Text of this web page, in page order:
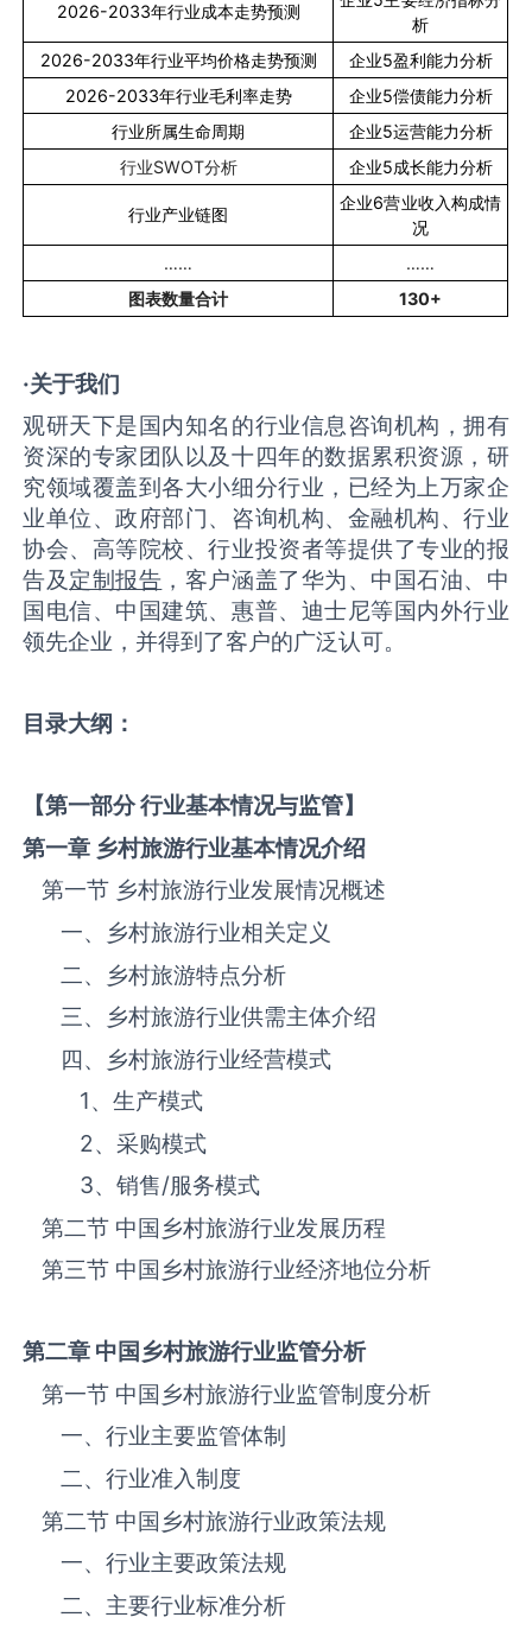
2026-2033年行业成本走势预测
析
2026-2033年行业平均价格走势预测 企业5盈利能力分析
2026-2033年行业毛利率走势 企业5偿债能力分析
行业所属生命周期
企业5运营能力分析
行业SWOT分析 企业5成长能力分析
行业产业链图
企业6营业收入构成情
况
……
……
图表数量合计
130+
·关于我们
观研天下是国内知名的行业信息咨询机构，拥有
资深的专家团队以及十四年的数据累积资源，研
究领域覆盖到各大小细分行业，已经为上万家企
业单位、政府部门、咨询机构、金融机构、行业
协会、高等院校、行业投资者等提供了专业的报
告及定制报告 ，客户涵盖了华为、中国石油、中
国电信、中国建筑、惠普、迪士尼等国内外行业
领先企业，并得到了客户的广泛认可。
目录大纲：
【第一部分 行业基本情况与监管】
第一章 乡村旅游行业基本情况介绍
第一节 乡村旅游‌‌‌行业发展情况概述
一、乡村旅游‌‌‌行业相关定义
二、乡村旅游‌‌‌特点分析
三、乡村旅游‌‌‌行业供需主体介绍
四、乡村旅游‌‌‌行业经营模式
1、生产模式
2、采购模式
3、销售/服务模式
第二节 中国乡村旅游‌‌‌行业发展历程
第三节 中国乡村旅游行业经济地位分析
第二章 中国乡村旅游行业监管分析
第一节 中国乡村旅游‌‌‌行业监管制度分析
一、行业主要监管体制
二、行业准入制度
第二节 中国乡村旅游‌‌‌行业政策法规
一、行业主要政策法规
二、主要行业标准分析